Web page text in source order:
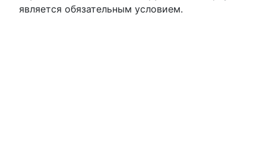
является обязательным условием.